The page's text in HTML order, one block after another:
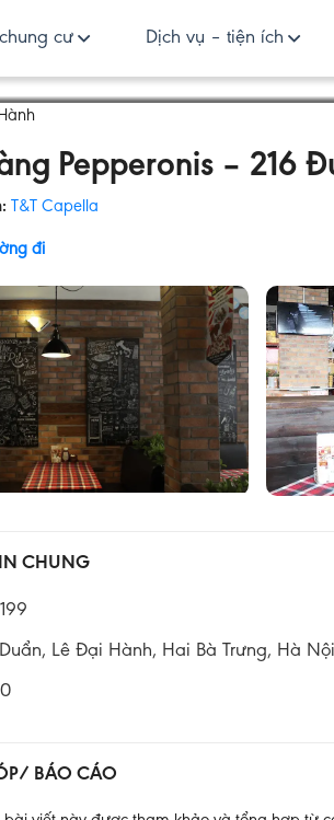
cư Dịch vụ – tiện ích
Pepperonis – 216
T&T Capella
đi
CHUNG
Lê Đại Hành, Hai Bà Trưng, Hà
BÁO CÁO